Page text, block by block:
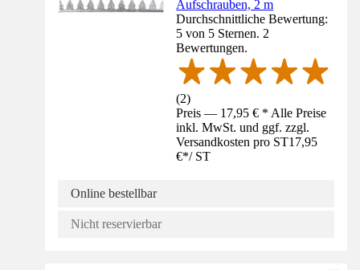
Aufschrauben, 2 m
Durchschnittliche Bewertung:
5 von 5 Sternen. 2
Bewertungen.
(2)
Preis — 17,95 € * Alle Preise
inkl. MwSt. und ggf. zzgl.
Versandkosten pro ST17,95
€*/ ST
Online bestellbar
Nicht reservierbar